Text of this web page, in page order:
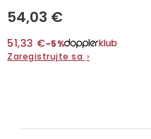
54,03 €
51,33 €−5%
Zaregistrujte sa ›